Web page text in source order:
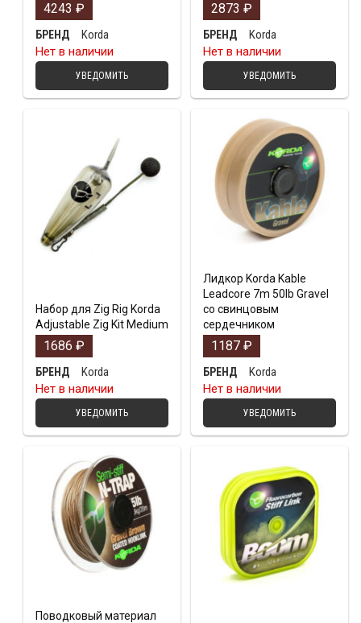
4243 ₽
БРЕНД
Korda
Нет в наличии
УВЕДОМИТЬ
2873 ₽
БРЕНД
Korda
Нет в наличии
УВЕДОМИТЬ
Набор для Zig Rig Korda
Adjustable Zig Kit Medium
1686 ₽
БРЕНД
Korda
Нет в наличии
УВЕДОМИТЬ
Лидкор Korda Kable
Leadcore 7m 50lb Gravel
со свинцовым
сердечником
1187 ₽
БРЕНД
Korda
Нет в наличии
УВЕДОМИТЬ
Поводковый материал